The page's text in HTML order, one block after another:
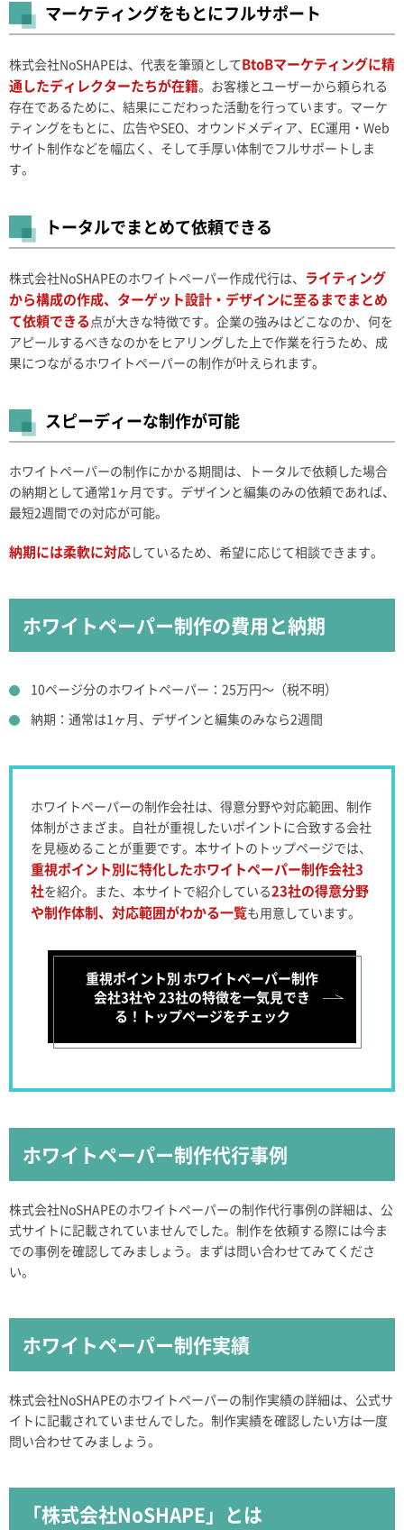
マーケティングをもとにフルサポート
株式会社NoSHAPEは、代表を筆頭としてBtoBマーケティングに精
通したディレクターたちが在籍。お客様とユーザーから頼られる
存在であるために、結果にこだわった活動を行っています。マーケ
ティングをもとに、広告やSEO、オウンドメディア、EC運用・Web
サイト制作などを幅広く、そして手厚い体制でフルサポートしま
す。
トータルでまとめて依頼できる
株式会社NoSHAPEのホワイトペーパー作成代行は、 ライティング
から構成の作成、ターゲット設計・デザインに至るまでまとめ
て依頼できる 点が大きな特徴です。企業の強みはどこなのか、何を
アピールするべきなのかをヒアリングした上で作業を行うため、成
果につながるホワイトペーパーの制作が叶えられます。
スピーディーな制作が可能
ホワイトペーパーの制作にかかる期間は、トータルで依頼した場合
の納期として通常1ヶ月です。デザインと編集のみの依頼であれば、
最短2週間での対応が可能。
納期には柔軟に対応しているため、希望に応じて相談できます。
ホワイトペーパー制作の費用と納期
10ページ分のホワイトペーパー：25万円～（税不明）
納期：通常は1ヶ月、デザインと編集のみなら2週間
ホワイトペーパーの制作会社は、得意分野や対応範囲、制作
体制がさまざま。自社が重視したいポイントに合致する会社
を見極めることが重要です。 本サイトのトップページでは、
重視ポイント別に特化したホワイトペーパー制作会社3
社を紹介。 また、本サイトで紹介している23社の得意分野
や制作体制、対応範囲がわかる一覧も用意しています。
重視ポイント別 ホワイトペーパー制作
会社3社や23社の特徴を一気見でき
る！トップページをチェック
ホワイトペーパー制作代行事例
株式会社NoSHAPEのホワイトペーパーの制作代行事例の詳細は、公
式サイトに記載されていませんでした。制作を依頼する際には今ま
での事例を確認してみましょう。まずは問い合わせてみてくださ
い。
ホワイトペーパー制作実績
株式会社NoSHAPEのホワイトペーパーの制作実績の詳細は、公式サ
イトに記載されていませんでした。制作実績を確認したい方は一度
問い合わせてみましょう。
「株式会社NoSHAPE」とは